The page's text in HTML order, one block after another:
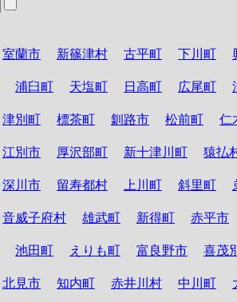
室蘭市 新篠津村 古平町 下川町
浦臼町 天塩町 日高町 広尾町
津別町 標茶町 釧路市 松前町 仁
江別市 厚沢部町 新十津川町 猿払
深川市 留寿都村 上川町 斜里町
音威子府村 雄武町 新得町 赤平市
池田町 えりも町 富良野市 喜茂
北見市 知内町 赤井川村 中川町